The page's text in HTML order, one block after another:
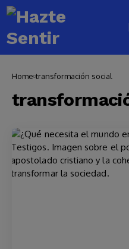
Home transformación social